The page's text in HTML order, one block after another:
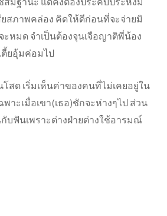
สภาพคล่อง คิดให้ดีก่อนที่จะจ่ายมิ
หมด จำเป็นต้องจุนเจือญาติพี่น้อง
ตี้ยอุ้มค่อมไป
สด เริ่มเห็นค่าของคนที่ไม่เคยอยู่ใน
พาะเมื่อเขา(เธอ)ชักจะห่างๆไป ส่วน
ฟันเพราะต่างฝ่ายต่างใช้อารมณ์